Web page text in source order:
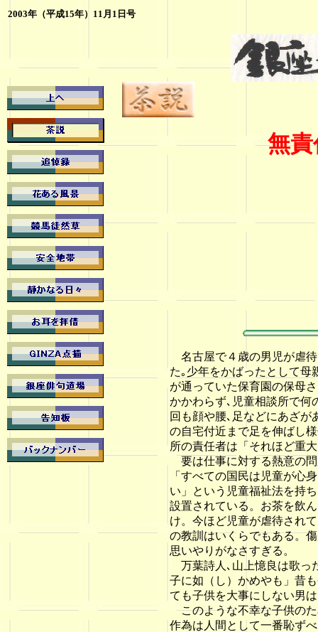
2003年（平成15年）11月1日号
無
名古屋で４歳の男児が虐
た｡少年をかばったとして母
が通っていた保育園の保母
かかわらず､児童相談所で何
回も顔や腰､足などにあざ
の自宅付近まで足を伸ばし
所の責任者は「それほど重
要は仕事に対する熱意の
「すべての国民は児童が心
い」という児童福祉法を持
設置されている。お茶を飲
け。今ほど児童が虐待され
の教訓はいくらでもある。
思いやりがなさすぎる。
万葉詩人､山上憶良は歌っ
子に如（し）かめやも」昔
ても子供を大事にしない男
このような不幸な子供の
作為は人間として一番恥ず